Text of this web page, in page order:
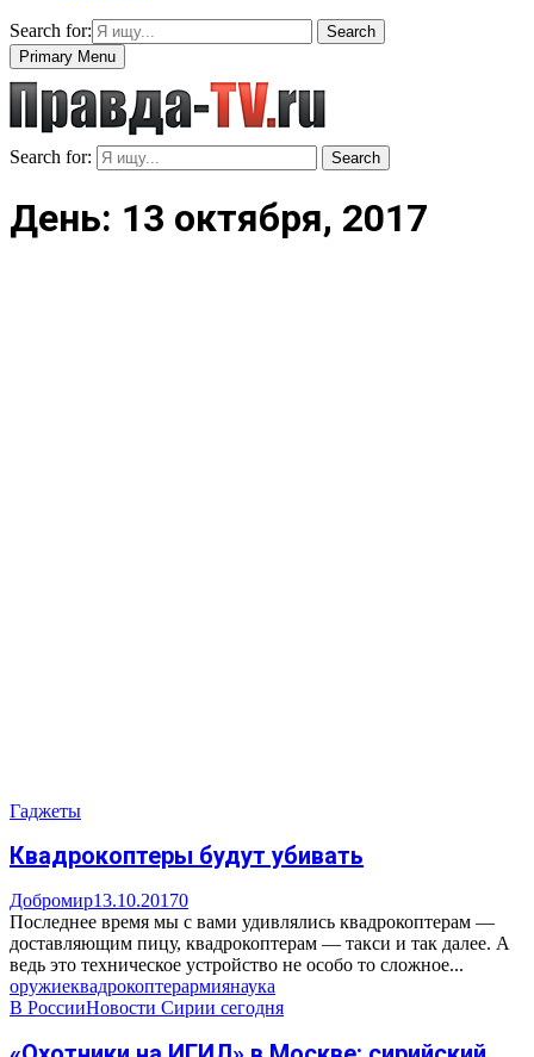
Search for:
Search
Primary Menu
Search for: Search
День: 13 октября, 2017
Гаджеты
Квадрокоптеры будут убивать
Добромир13.10.20170
Последнее время мы с вами удивлялись квадрокоптерам —
доставляющим пицу, квадрокоптерам — такси и так далее. А
ведь это техническое устройство не особо то сложное...
оружиеквадрокоптерармиянаука
В РоссииНовости Сирии сегодня